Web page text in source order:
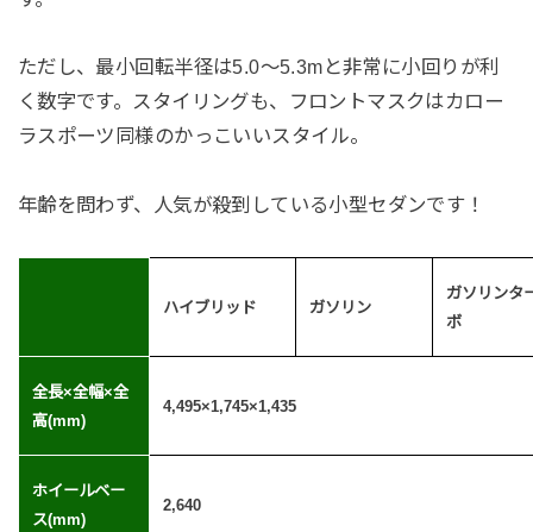
ただし、最小回転半径は5.0〜5.3mと非常に小回りが利
く数字です。スタイリングも、フロントマスクはカロー
ラスポーツ同様のかっこいいスタイル。
年齢を問わず、人気が殺到している小型セダンです！
ハイブリッド ガソリン
ガソリンタ
ボ
全長×全幅×全
高(mm)
4,495×1,745×1,435
ホイールベー
ス(mm)
2,640